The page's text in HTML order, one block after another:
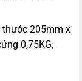
thước 205mm x
0,75KG,